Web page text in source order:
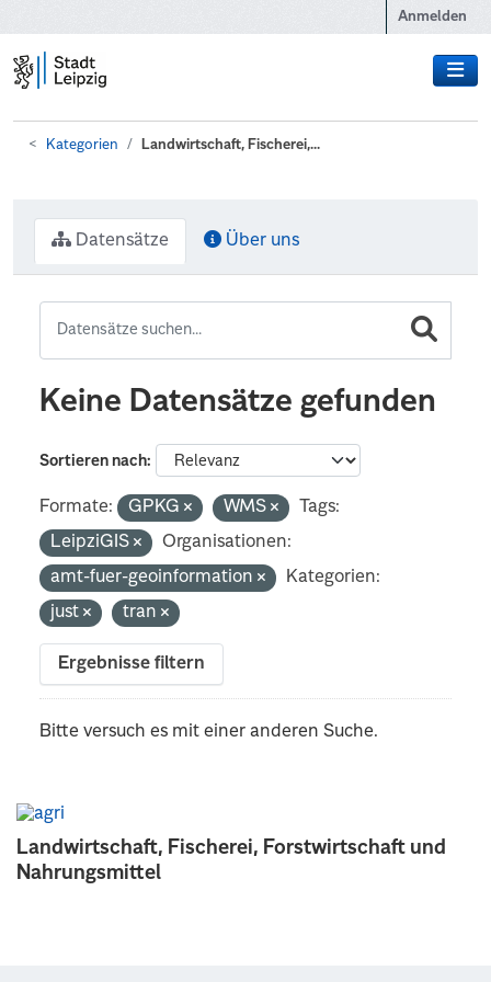
Anmelden
Kategorien Landwirtschaft, Fischerei,...
Landwirtschaft, Fischerei, Forstwirtschaft und
Nahrungsmittel
Datensätze Über uns
Keine Datensätze gefunden
Sortieren nach
Formate: GPKG WMS
Tags:
LeipziGIS
Organisationen:
amt-fuer-geoinformation
Kategorien:
just
tran
Ergebnisse filtern
Bitte versuch es mit einer anderen Suche.